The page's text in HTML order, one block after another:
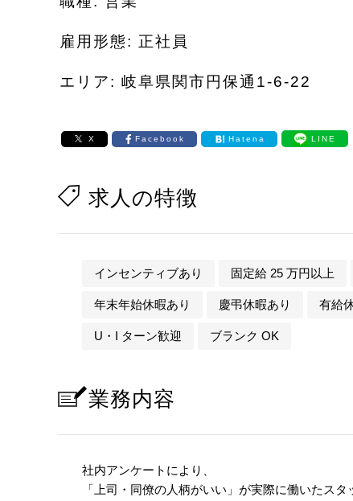
雇用形態: 正社員
エリア: 岐阜県関市円保通1-6-22
X Facebook Hatena LINE
求人の特徴
インセンティブあり 固定給 25 万円以上
年末年始休暇あり 慶弔休暇あり 有給
U・I ターン歓迎 ブランク OK
業務内容
社内アンケートにより、
「上司・同僚の人柄がいい」が実際に働いたスタ